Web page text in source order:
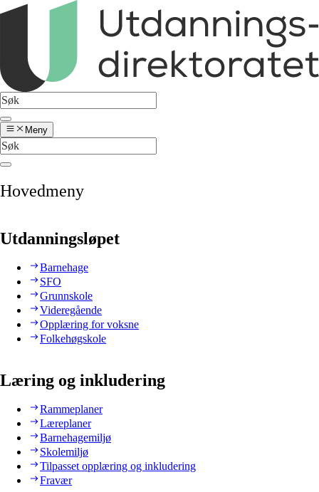
Meny
Hovedmeny
Utdanningsløpet
Barnehage
SFO
Grunnskole
Videregående
Opplæring for voksne
Folkehøgskole
Læring og inkludering
Rammeplaner
Læreplaner
Barnehagemiljø
Skolemiljø
Tilpasset opplæring og inkludering
Fravær